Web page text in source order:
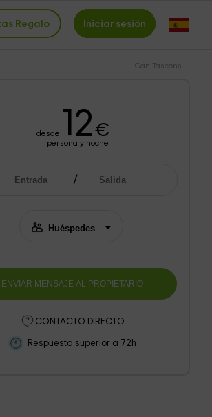
Regalo Iniciar sesión
Can Tascons
desde 12€
persona y noche
CONTACTO DIRECTO
Respuesta superior a 72h